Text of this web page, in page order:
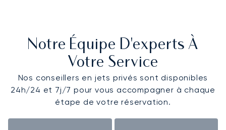
Notre Équipe D'experts À
Votre Service
Nos conseillers en jets privés sont disponibles
24h/24 et 7j/7 pour vous accompagner à chaque
étape de votre réservation.